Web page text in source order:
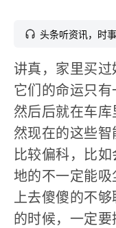
头条听资讯，时
讲真，家里买过
它们的命运只有
然后后就在车
然现在的这些
比较偏科，比
地的不一定能
上去傻傻的不
的时候，一定